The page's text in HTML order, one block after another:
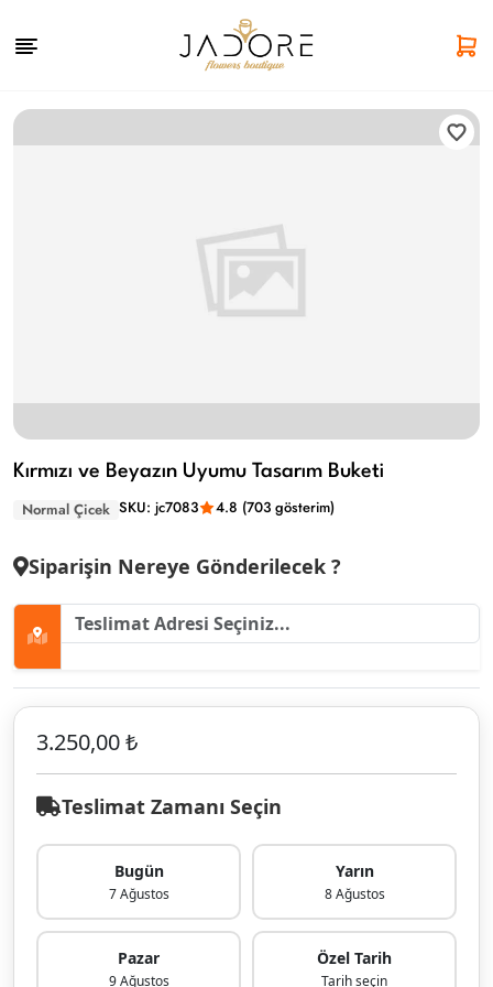
Kırmızı ve Beyazın Uyumu Tasarım Buketi
Normal Çicek SKU: jc7083 4.8 (703 gösterim)
Siparişin Nereye Gönderilecek ?
3.250,00 ₺
Teslimat Zamanı Seçin
Bugün
7 Ağustos
Yarın
8 Ağustos
Pazar
9 Ağustos
Özel Tarih
Tarih seçin